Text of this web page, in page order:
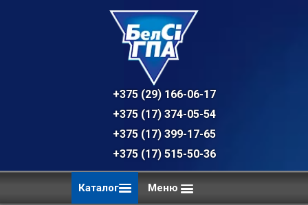
+375 (29) 166-06-17 - техническая
+375 (17) 374-05-54 - общий отдел,
+375 (17) 399-17-65
+375 (17) 515-50-36
Каталог Меню